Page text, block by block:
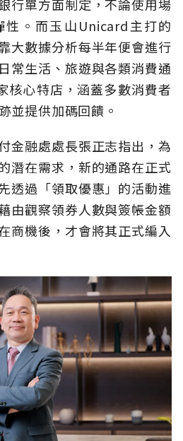
行單方面制定，不論使用場
性。而玉山Unicard主打的
大數據分析每半年便會進行
常生活、旅遊與各類消費通
核心特店，涵蓋多數消費者
並提供加碼回饋。
金融處處長張正志指出，為
潛在需求，新的通路在正式
透過「領取優惠」的活動進
由觀察領券人數與簽帳金額
商機後，才會將其正式編入